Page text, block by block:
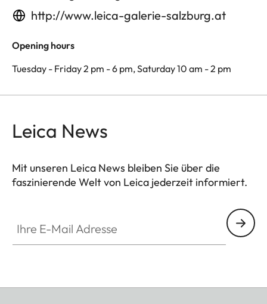
http://www.leica-galerie-salzburg.at
Opening hours
Tuesday - Friday 2 pm - 6 pm, Saturday 10 am - 2 pm
Leica News
Mit unseren Leica News bleiben Sie über die
faszinierende Welt von Leica jederzeit informiert.